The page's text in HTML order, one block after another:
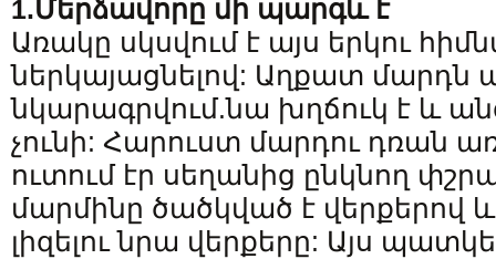
1.Մերձավորը մի պարգև է
Առակը սկսվում է այս երկու
ներկայացնելով: Աղքատ մարդն
նկարագրվում.նա խղճուկ է և
չունի: Հարուստ մարդու դռան
ուտում էր սեղանից ընկնող
մարմինը ծածկված է վերքերով և
լիզելու նրա վերքերը: Այս